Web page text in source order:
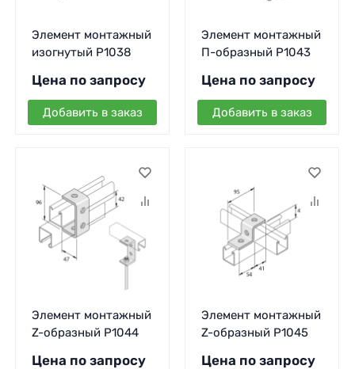
Элемент монтажный
изогнутый P1038
Цена по запросу
Добавить в заказ
Элемент монтажный
П-образный P1043
Цена по запросу
Добавить в заказ
Элемент монтажный
Z-образный P1044
Цена по запросу
Элемент монтажный
Z-образный P1045
Цена по запросу